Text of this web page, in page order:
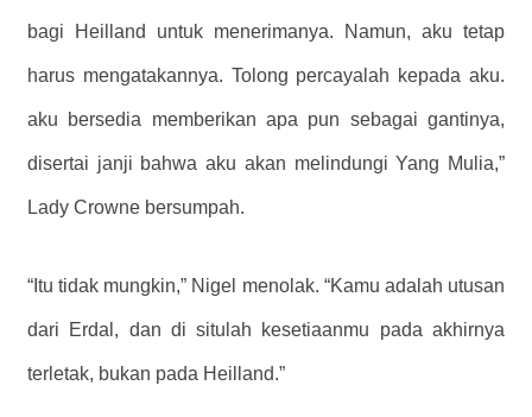
bagi Heilland untuk menerimanya. Namun, aku tetap
harus mengatakannya. Tolong percayalah kepada aku.
aku bersedia memberikan apa pun sebagai gantinya,
disertai janji bahwa aku akan melindungi Yang Mulia,”
Lady Crowne bersumpah.
“Itu tidak mungkin,” Nigel menolak. “Kamu adalah utusan
dari Erdal, dan di situlah kesetiaanmu pada akhirnya
terletak, bukan pada Heilland.”